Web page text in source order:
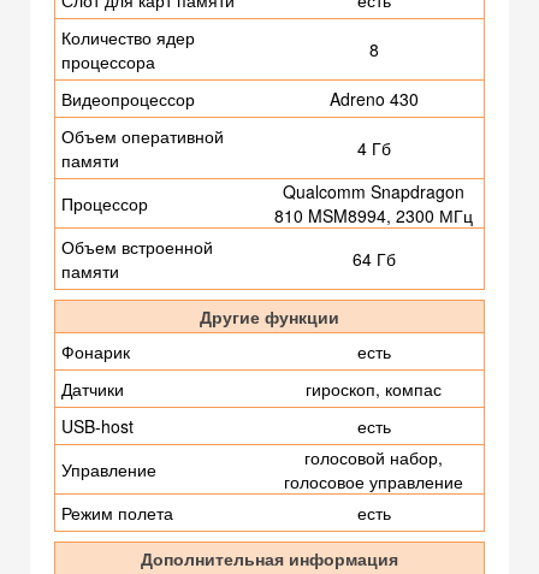
Количество ядер
процессора
8
Видеопроцессор
Adreno 430
Объем оперативной
памяти
4 Гб
Процессор
Qualcomm Snapdragon
810 MSM8994, 2300 МГц
Объем встроенной
памяти
64 Гб
Другие функции
Фонарик
есть
Датчики
гироскоп, компас
USB-host
есть
Управление
голосовой набор,
голосовое управление
Режим полета
есть
Дополнительная информация